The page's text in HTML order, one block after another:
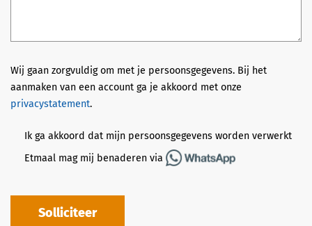
Wij gaan zorgvuldig om met je persoonsgegevens. Bij het
aanmaken van een account ga je akkoord met onze
privacystatement.
Ik ga akkoord dat mijn persoonsgegevens worden verwerkt
Etmaal mag mij benaderen via
Solliciteer